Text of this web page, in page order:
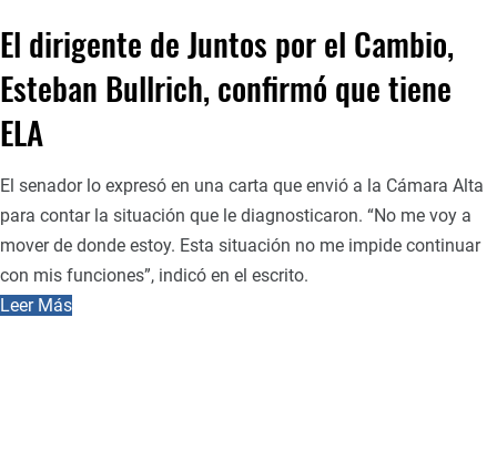
El dirigente de Juntos por el Cambio,
Esteban Bullrich, confirmó que tiene
ELA
El senador lo expresó en una carta que envió a la Cámara Alta
para contar la situación que le diagnosticaron. “No me voy a
mover de donde estoy. Esta situación no me impide continuar
con mis funciones”, indicó en el escrito.
Leer Más